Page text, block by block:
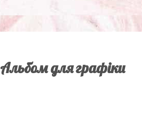
Альбом для графіки